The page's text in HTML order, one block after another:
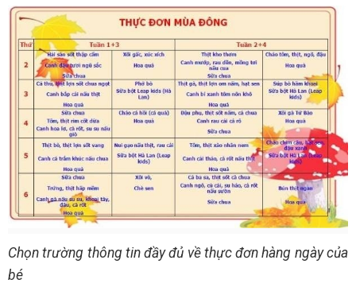
Chọn trường thông tin đầy đủ về thực đơn hàng ngày của
bé